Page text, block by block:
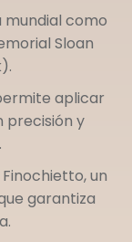
como
Sloan
.
aplicar
precisión y
, un
garantiza